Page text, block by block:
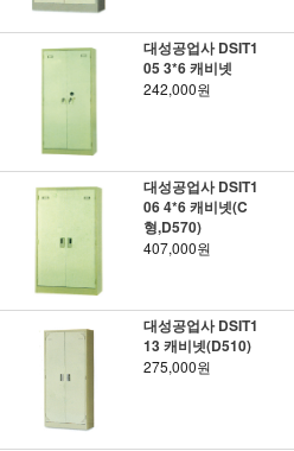
대성공업사 DSIT1
05 3*6 캐비넷
242,000원
대성공업사 DSIT1
06 4*6 캐비넷(C
형,D570)
407,000원
대성공업사 DSIT1
13 캐비넷(D510)
275,000원